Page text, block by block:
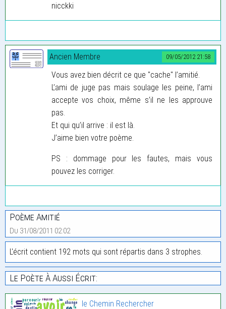
nicckki
09/05/2012 21:58
Ancien Membre
Vous avez bien décrit ce que "cache" l’amitié.
L’ami de juge pas mais soulage les peine, l’ami
accepte vos choix, même s’il ne les approuve
pas.
Et qui qu’il arrive : il est là.
J’aime bien votre poème.
PS : dommage pour les fautes, mais vous
pouvez les corriger.
Poème Amitié
Du 31/08/2011 02:02
L'écrit contient 192 mots qui sont répartis dans 3 strophes.
Le Poète À Aussi Écrit:
le Chemin Rechercher